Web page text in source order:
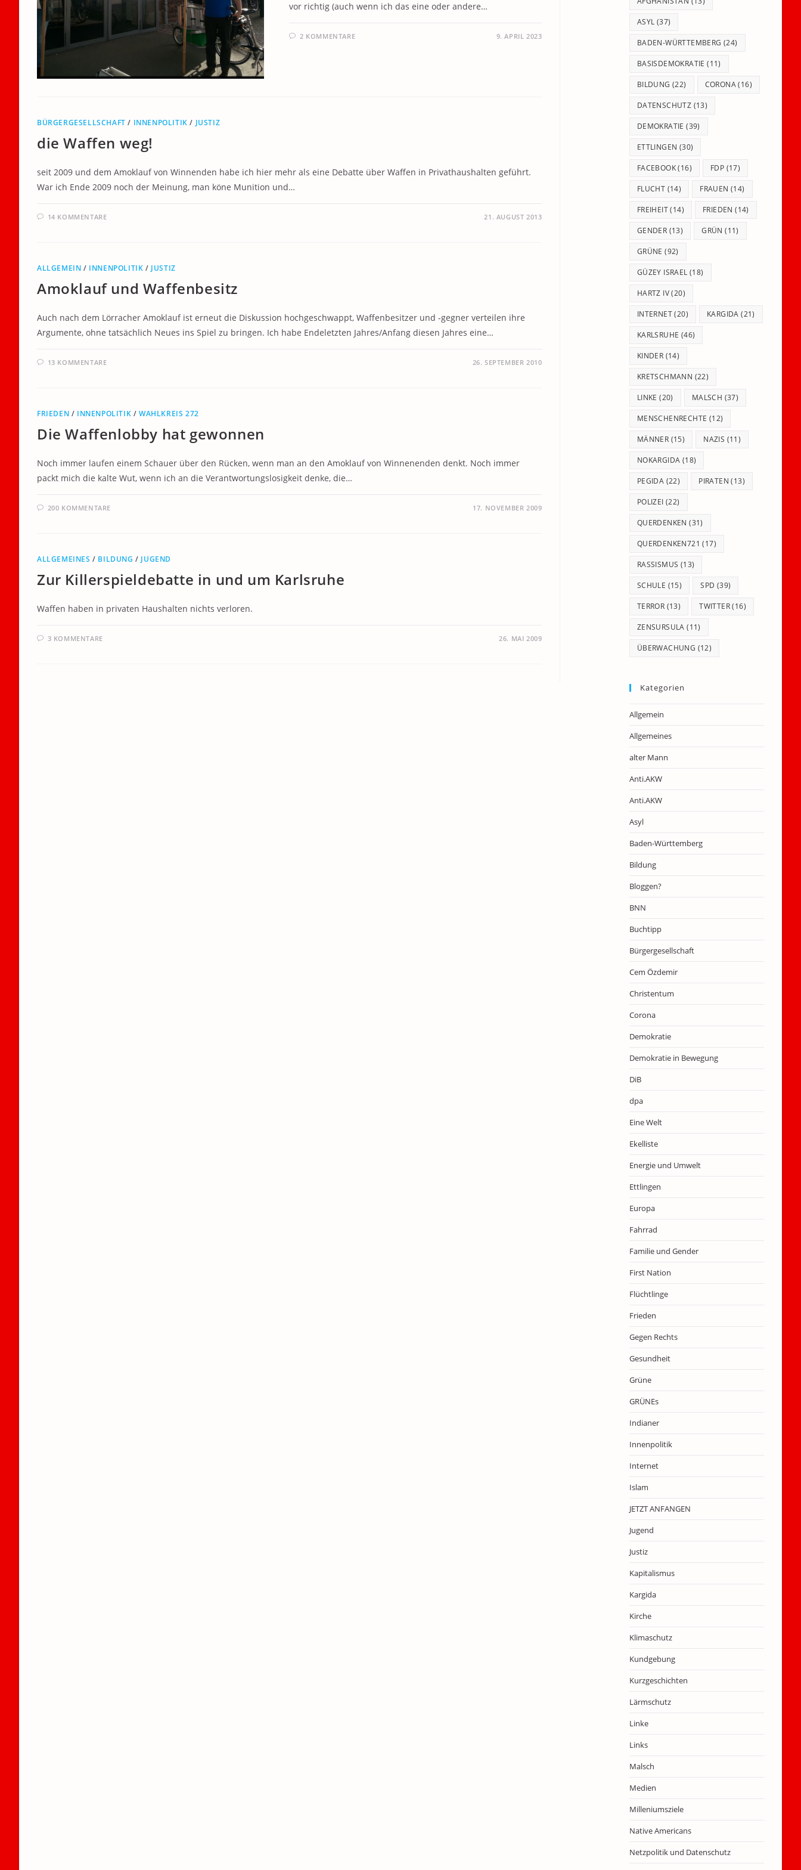
vor richtig (auch wenn ich das eine oder andere…
2 KOMMENTARE 9. APRIL 2023
BÜRGERGESELLSCHAFT / INNENPOLITIK / JUSTIZ
die Waffen weg!
seit 2009 und dem Amoklauf von Winnenden habe ich hier mehr als eine Debatte über Waffen in Privathaushalten geführt.
War ich Ende 2009 noch der Meinung, man köne Munition und…
14 KOMMENTARE 21. AUGUST 2013
ALLGEMEIN / INNENPOLITIK / JUSTIZ
Amoklauf und Waffenbesitz
Auch nach dem Lörracher Amoklauf ist erneut die Diskussion hochgeschwappt, Waffenbesitzer und -gegner verteilen ihre
Argumente, ohne tatsächlich Neues ins Spiel zu bringen. Ich habe Endeletzten Jahres/Anfang diesen Jahres eine…
13 KOMMENTARE 26. SEPTEMBER 2010
FRIEDEN / INNENPOLITIK /WAHLKREIS 272
Die Waffenlobby hat gewonnen
Noch immer laufen einem Schauer über den Rücken, wenn man an den Amoklauf von Winnenenden denkt. Noch immer
packt mich die kalte Wut, wenn ich an die Verantwortungslosigkeit denke, die…
200 KOMMENTARE 17. NOVEMBER 2009
ALLGEMEINES / BILDUNG / JUGEND
Zur Killerspieldebatte in und um Karlsruhe
Waffen haben in privaten Haushalten nichts verloren.
3 KOMMENTARE 26. MAI 2009
ASYL (37)
BADEN-WÜRTTEMBERG (24)
BASISDEMOKRATIE (11)
BILDUNG (22) CORONA(16)
DATENSCHUTZ (13)
DEMOKRATIE (39)
ETTLINGEN (30)
FACEBOOK(16) FDP (17)
FLUCHT (14) FRAUEN (14)
FREIHEIT(14) FRIEDEN (14)
GENDER (13) GRÜN (11)
GRÜNE (92)
GÜZEY ISRAEL (18)
HARTZ IV(20)
INTERNET(20) KARGIDA (21)
KARLSRUHE (46)
KINDER (14)
KRETSCHMANN (22)
LINKE (20) MALSCH (37)
MENSCHENRECHTE (12)
MÄNNER (15) NAZIS (11)
NOKARGIDA (18)
PEGIDA (22) PIRATEN (13)
POLIZEI (22)
QUERDENKEN (31)
QUERDENKEN721 (17)
RASSISMUS (13)
SCHULE (15) SPD (39)
TERROR (13) TWITTER(16)
ZENSURSULA (11)
ÜBERWACHUNG (12)
Kategorien
Allgemein
Allgemeines
alter Mann
Anti.AKW
Anti.AKW
Asyl
Baden-Württemberg
Bildung
Bloggen?
BNN
Buchtipp
Bürgergesellschaft
Cem Özdemir
Christentum
Corona
Demokratie
Demokratie in Bewegung
DiB
dpa
Eine Welt
Ekelliste
Energie und Umwelt
Ettlingen
Europa
Fahrrad
Familie und Gender
First Nation
Flüchtlinge
Frieden
Gegen Rechts
Gesundheit
Grüne
GRÜNEs
Indianer
Innenpolitik
Internet
Islam
JETZT ANFANGEN
Jugend
Justiz
Kapitalismus
Kargida
Kirche
Klimaschutz
Kundgebung
Kurzgeschichten
Lärmschutz
Linke
Links
Malsch
Medien
Milleniumsziele
Native Americans
Netzpolitik und Datenschutz